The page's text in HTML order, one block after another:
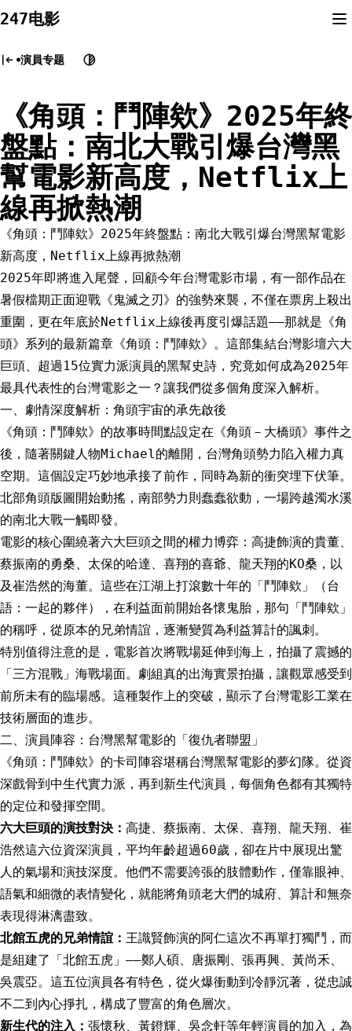
to
247电影
演員专题
《角頭：鬥陣欸》2025年終
盤點：南北大戰引爆台灣黑
幫電影新高度，Netflix上
線再掀熱潮
《角頭：鬥陣欸》2025年終盤點：南北大戰引爆台灣黑幫電影
新高度，Netflix上線再掀熱潮
2025年即將進入尾聲，回顧今年台灣電影市場，有一部作品在
暑假檔期正面迎戰《鬼滅之刃》的強勢來襲，不僅在票房上殺出
重圍，更在年底於Netflix上線後再度引爆話題——那就是《角
頭》系列的最新篇章《角頭：鬥陣欸》。這部集結台灣影壇六大
巨頭、超過15位實力派演員的黑幫史詩，究竟如何成為2025年
最具代表性的台灣電影之一？讓我們從多個角度深入解析。
一、劇情深度解析：角頭宇宙的承先啟後
《角頭：鬥陣欸》的故事時間點設定在《角頭－大橋頭》事件之
後，隨著關鍵人物Michael的離開，台灣角頭勢力陷入權力真
空期。這個設定巧妙地承接了前作，同時為新的衝突埋下伏筆。
北部角頭版圖開始動搖，南部勢力則蠢蠢欲動，一場跨越濁水溪
的南北大戰一觸即發。
電影的核心圍繞著六大巨頭之間的權力博弈：高捷飾演的貴董、
蔡振南的勇桑、太保的哈達、喜翔的喜爺、龍天翔的KO桑，以
及崔浩然的海董。這些在江湖上打滾數十年的「鬥陣欸」（台
語：一起的夥伴），在利益面前開始各懷鬼胎，那句「鬥陣欸」
的稱呼，從原本的兄弟情誼，逐漸變質為利益算計的諷刺。
特別值得注意的是，電影首次將戰場延伸到海上，拍攝了震撼的
「三方混戰」海戰場面。劇組真的出海實景拍攝，讓觀眾感受到
前所未有的臨場感。這種製作上的突破，顯示了台灣電影工業在
技術層面的進步。
二、演員陣容：台灣黑幫電影的「復仇者聯盟」
《角頭：鬥陣欸》的卡司陣容堪稱台灣黑幫電影的夢幻隊。從資
深戲骨到中生代實力派，再到新生代演員，每個角色都有其獨特
的定位和發揮空間。
六大巨頭的演技對決： 高捷、蔡振南、太保、喜翔、龍天翔、崔
浩然這六位資深演員，平均年齡超過60歲，卻在片中展現出驚
人的氣場和演技深度。他們不需要誇張的肢體動作，僅靠眼神、
語氣和細微的表情變化，就能將角頭老大們的城府、算計和無奈
表現得淋漓盡致。
北館五虎的兄弟情誼： 王識賢飾演的阿仁這次不再單打獨鬥，而
是組建了「北館五虎」——鄭人碩、唐振剛、張再興、黃尚禾、
吳震亞。這五位演員各有特色，從火爆衝動到冷靜沉著，從忠誠
不二到內心掙扎，構成了豐富的角色層次。
新生代的注入： 張懷秋、黃鐙輝、吳念軒等年輕演員的加入，為